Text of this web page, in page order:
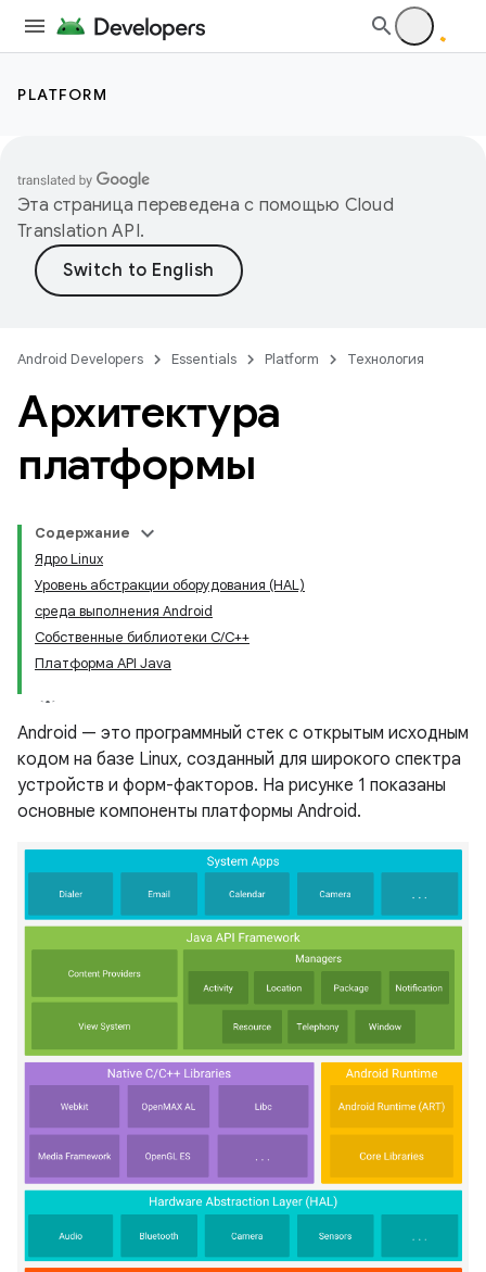
PLATFORM
Эта страница переведена с помощью Cloud
Translation API.
Android Developers Essentials Platform Технология
Архитектура
платформы
Содержание
Ядро Linux
Уровень абстракции оборудования (HAL)
среда выполнения Android
Собственные библиотеки C/C++
Платформа API Java
Android — это программный стек с открытым исходным
кодом на базе Linux, созданный для широкого спектра
устройств и форм-факторов. На рисунке 1 показаны
основные компоненты платформы Android.